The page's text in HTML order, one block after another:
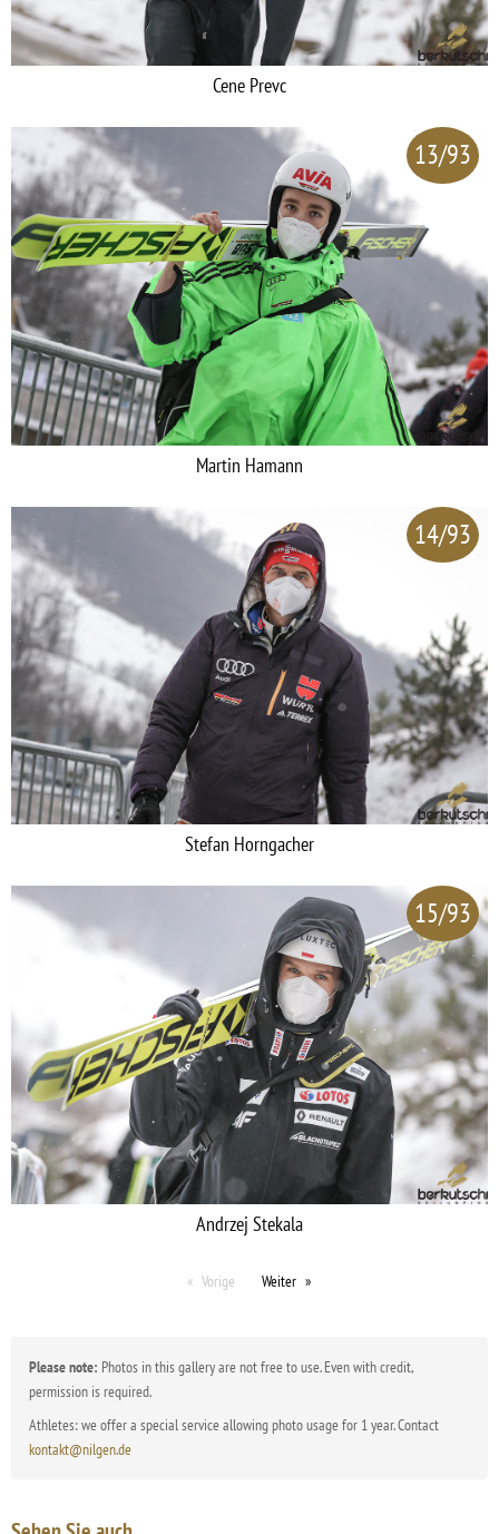
Cene Prevc
13/93
Martin Hamann
14/93
Stefan Horngacher
15/93
Andrzej Stekala
Vorige Weiter
Please note: Photos in this gallery are not free to use. Even with credit,
permission is required.
Athletes: we offer a special service allowing photo usage for 1 year. Contact
kontakt@nilgen.de